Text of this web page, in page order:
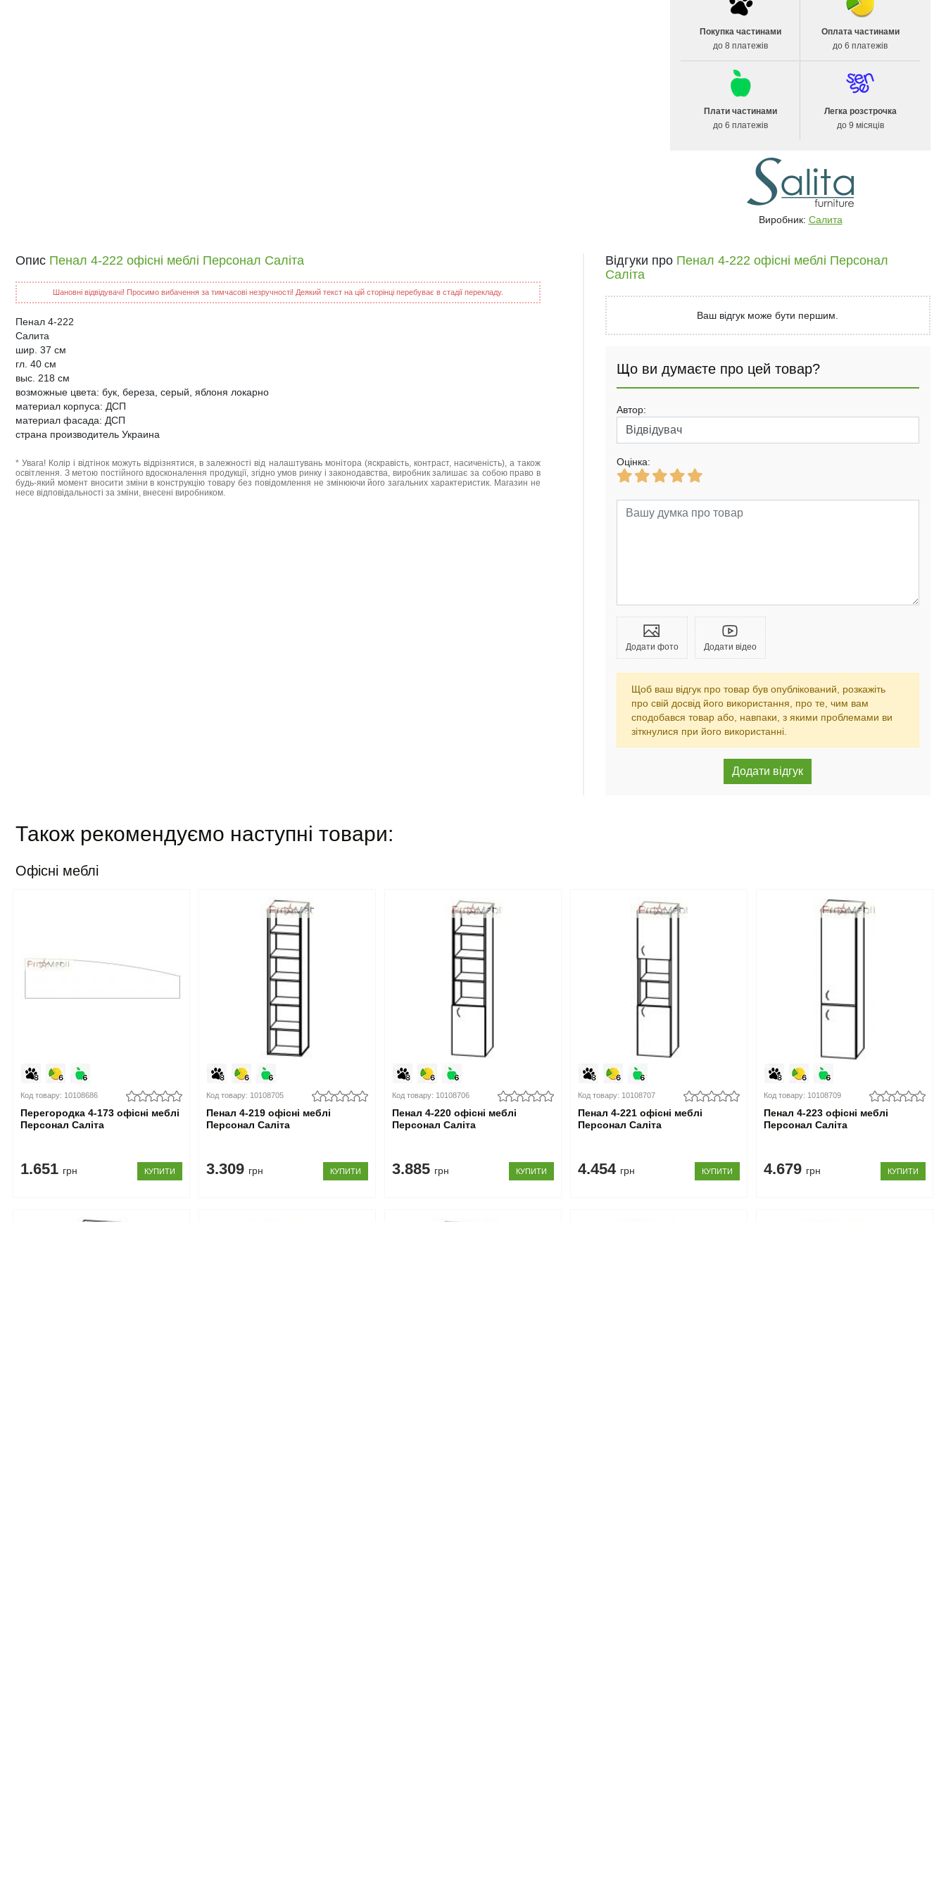
Покупка частинами
до 8 платежів
Оплата частинами
до 6 платежів
Плати частинами
до 6 платежів
Легка розстрочка
до 9 місяців
Виробник: Салита
Опис Пенал 4-222 офісні меблі Персонал Саліта
Шановні відвідувачі! Просимо вибачення за тимчасові незручності! Деякий текст на цій сторінці перебуває в стадії перекладу.
Пенал 4-222
Салита
шир. 37 см
гл. 40 см
выс. 218 см
возможные цвета: бук, береза, серый, яблоня локарно
материал корпуса: ДСП
материал фасада: ДСП
страна производитель Украина
* Увага! Колір і відтінок можуть відрізнятися, в залежності від налаштувань монітора (яскравість, контраст, насиченість), а також
освітлення. З метою постійного вдосконалення продукції, згідно умов ринку і законодавства, виробник залишає за собою право в
будь-який момент вносити зміни в конструкцію товару без повідомлення не змінюючи його загальних характеристик. Магазин не
несе відповідальності за зміни, внесені виробником.
Відгуки про Пенал 4-222 офісні меблі Персонал
Саліта
Ваш відгук може бути першим.
Що ви думаєте про цей товар?
Автор:
Оцінка:
Додати фото Додати відео
Щоб ваш відгук про товар був опублікований, розкажіть
про свій досвід його використання, про те, чим вам
сподобався товар або, навпаки, з якими проблемами ви
зіткнулися при його використанні.
Також рекомендуємо наступні товари:
Офісні меблі
Код товару: 10108686
Перегородка 4-173 офісні меблі
Персонал Саліта
1.651 грн КУПИТИ
Код товару: 10108705
Пенал 4-219 офісні меблі
Персонал Саліта
3.309 грн КУПИТИ
Код товару: 10108706
Пенал 4-220 офісні меблі
Персонал Саліта
3.885 грн КУПИТИ
Код товару: 10108707
Пенал 4-221 офісні меблі
Персонал Саліта
4.454 грн КУПИТИ
Код товару: 10108709
Пенал 4-223 офісні меблі
Персонал Саліта
4.679 грн КУПИТИ